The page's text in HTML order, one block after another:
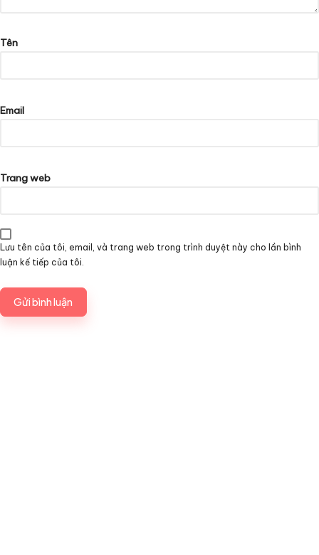
Tên
Email
Trang web
Lưu tên của tôi, email, và trang web trong trình duyệt này cho lần bình
luận kế tiếp của tôi.